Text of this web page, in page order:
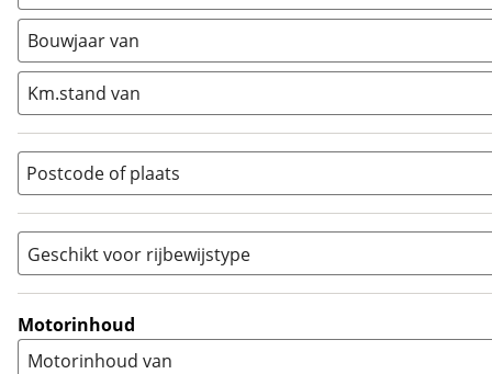
Minibike (0)
Motorscooter
Naked
Overig (1)
Racer ( 0)
Sport (4)
Sport Touring
Supermotard (0)
Supersport
Tourer (0)
Bouwjaar van
Km.stand van
Postcode of plaats
Geschikt voor rijbewijstype
A (10)
A1 (0)
(
Motorinhoud
Motorinhoud van